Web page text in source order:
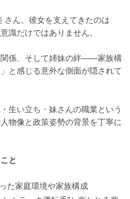
さん。彼女を支えてきたのは
識だけではありません。
関係、そして姉妹の絆――家族構
と感じる意外な側面が隠されて
生い立ち・妹さんの職業という
物像と政策姿勢の背景を丁寧に
と
た家庭環境や家族構成